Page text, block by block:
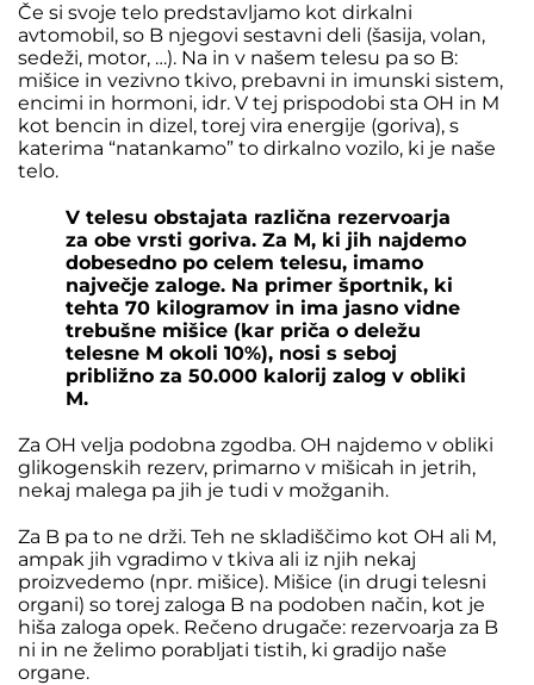
Če si svoje telo predstavljamo kot dirkalni
avtomobil, so B njegovi sestavni deli (šasija, volan,
sedeži, motor, …). Na in v našem telesu pa so B:
mišice in vezivno tkivo, prebavni in imunski sistem,
encimi in hormoni, idr. V tej prispodobi sta OH in M
kot bencin in dizel, torej vira energije (goriva), s
katerima “natankamo” to dirkalno vozilo, ki je naše
telo.
V telesu obstajata različna rezervoarja
za obe vrsti goriva. Za M, ki jih najdemo
dobesedno po celem telesu, imamo
največje zaloge. Na primer športnik, ki
tehta 70 kilogramov in ima jasno vidne
trebušne mišice (kar priča o deležu
telesne M okoli 10%), nosi s seboj
približno za 50.000 kalorij zalog v obliki
M.
Za OH velja podobna zgodba. OH najdemo v obliki
glikogenskih rezerv, primarno v mišicah in jetrih,
nekaj malega pa jih je tudi v možganih.
Za B pa to ne drži. Teh ne skladiščimo kot OH ali M,
ampak jih vgradimo v tkiva ali iz njih nekaj
proizvedemo (npr. mišice). Mišice (in drugi telesni
organi) so torej zaloga B na podoben način, kot je
hiša zaloga opek. Rečeno drugače: rezervoarja za B
ni in ne želimo porabljati tistih, ki gradijo naše
organe.